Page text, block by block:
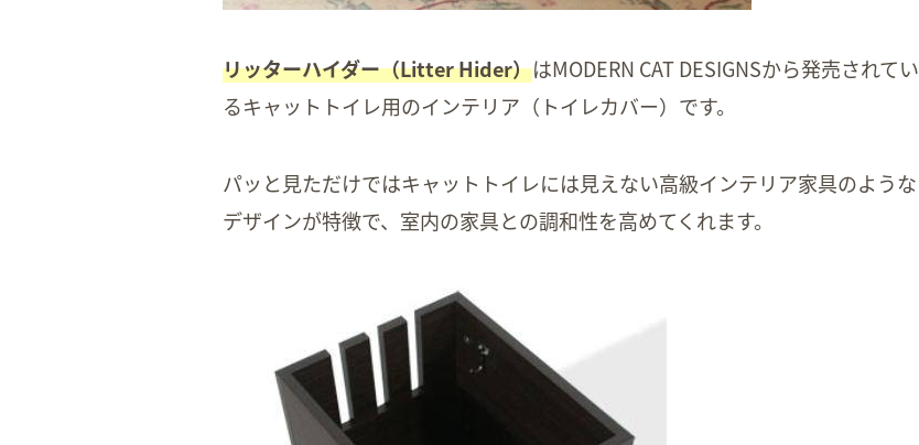
リッターハイダー（Litter Hider）はMODERN CAT DESIGNSから発売されてい
るキャットトイレ用のインテリア（トイレカバー）です。
パッと見ただけではキャットトイレには見えない高級インテリア家具のような
デザインが特徴で、室内の家具との調和性を高めてくれます。